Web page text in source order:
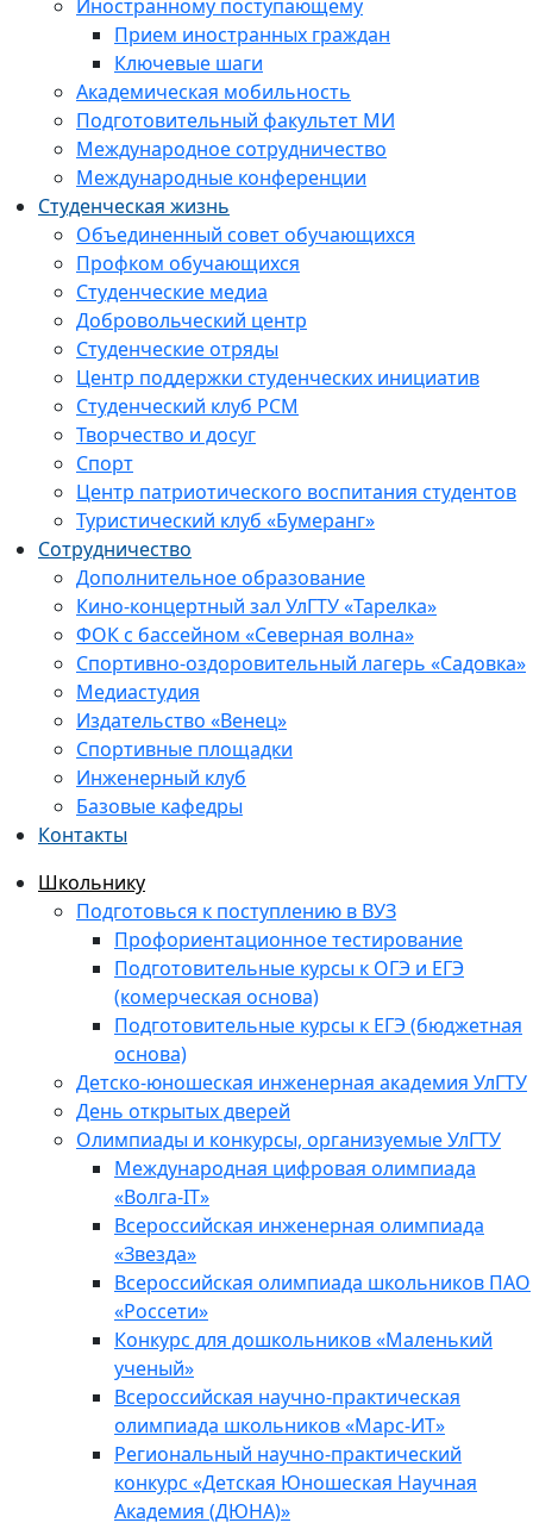
Иностранному поступающему
Прием иностранных граждан
Ключевые шаги
Академическая мобильность
Подготовительный факультет МИ
Международное сотрудничество
Международные конференции
Студенческая жизнь
Объединенный совет обучающихся
Профком обучающихся
Студенческие медиа
Добровольческий центр
Студенческие отряды
Центр поддержки студенческих инициатив
Студенческий клуб РСМ
Творчество и досуг
Спорт
Центр патриотического воспитания студентов
Туристический клуб «Бумеранг»
Сотрудничество
Дополнительное образование
Кино-концертный зал УлГТУ «Тарелка»
ФОК с бассейном «Северная волна»
Спортивно-оздоровительный лагерь «Садовка»
Медиастудия
Издательство «Венец»
Спортивные площадки
Инженерный клуб
Базовые кафедры
Контакты
Школьнику
Подготовься к поступлению в ВУЗ
Профориентационное тестирование
Подготовительные курсы к ОГЭ и ЕГЭ
(комерческая основа)
Подготовительные курсы к ЕГЭ (бюджетная
основа)
Детско-юношеская инженерная академия УлГТУ
День открытых дверей
Олимпиады и конкурсы, организуемые УлГТУ
Международная цифровая олимпиада
«Волга-IT»
Всероссийская инженерная олимпиада
«Звезда»
Всероссийская олимпиада школьников ПАО
«Россети»
Конкурс для дошкольников «Маленький
ученый»
Всероссийская научно-практическая
олимпиада школьников «Марс-ИТ»
Региональный научно-практический
конкурс «Детская Юношеская Научная
Академия (ДЮНА)»